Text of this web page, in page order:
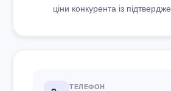
ціни конкурента із
ТЕЛЕФОН